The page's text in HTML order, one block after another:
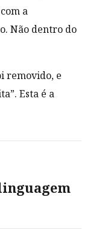
a
Não dentro do
removido, e
Esta é a